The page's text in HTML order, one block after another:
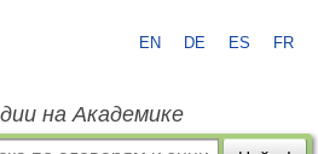
EN DE ES FR
на Академике